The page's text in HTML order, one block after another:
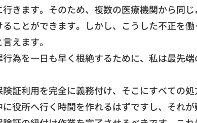
きます。 そのため、 複数の医療機関から同
ことができます。 しかし、こうした不正を働
言えます。
為を一日も早く根絶するために、 私は最先
証利用を完全に義務付け、 そこにすべての
役所へ行く時間を作れるはずですし、 それが